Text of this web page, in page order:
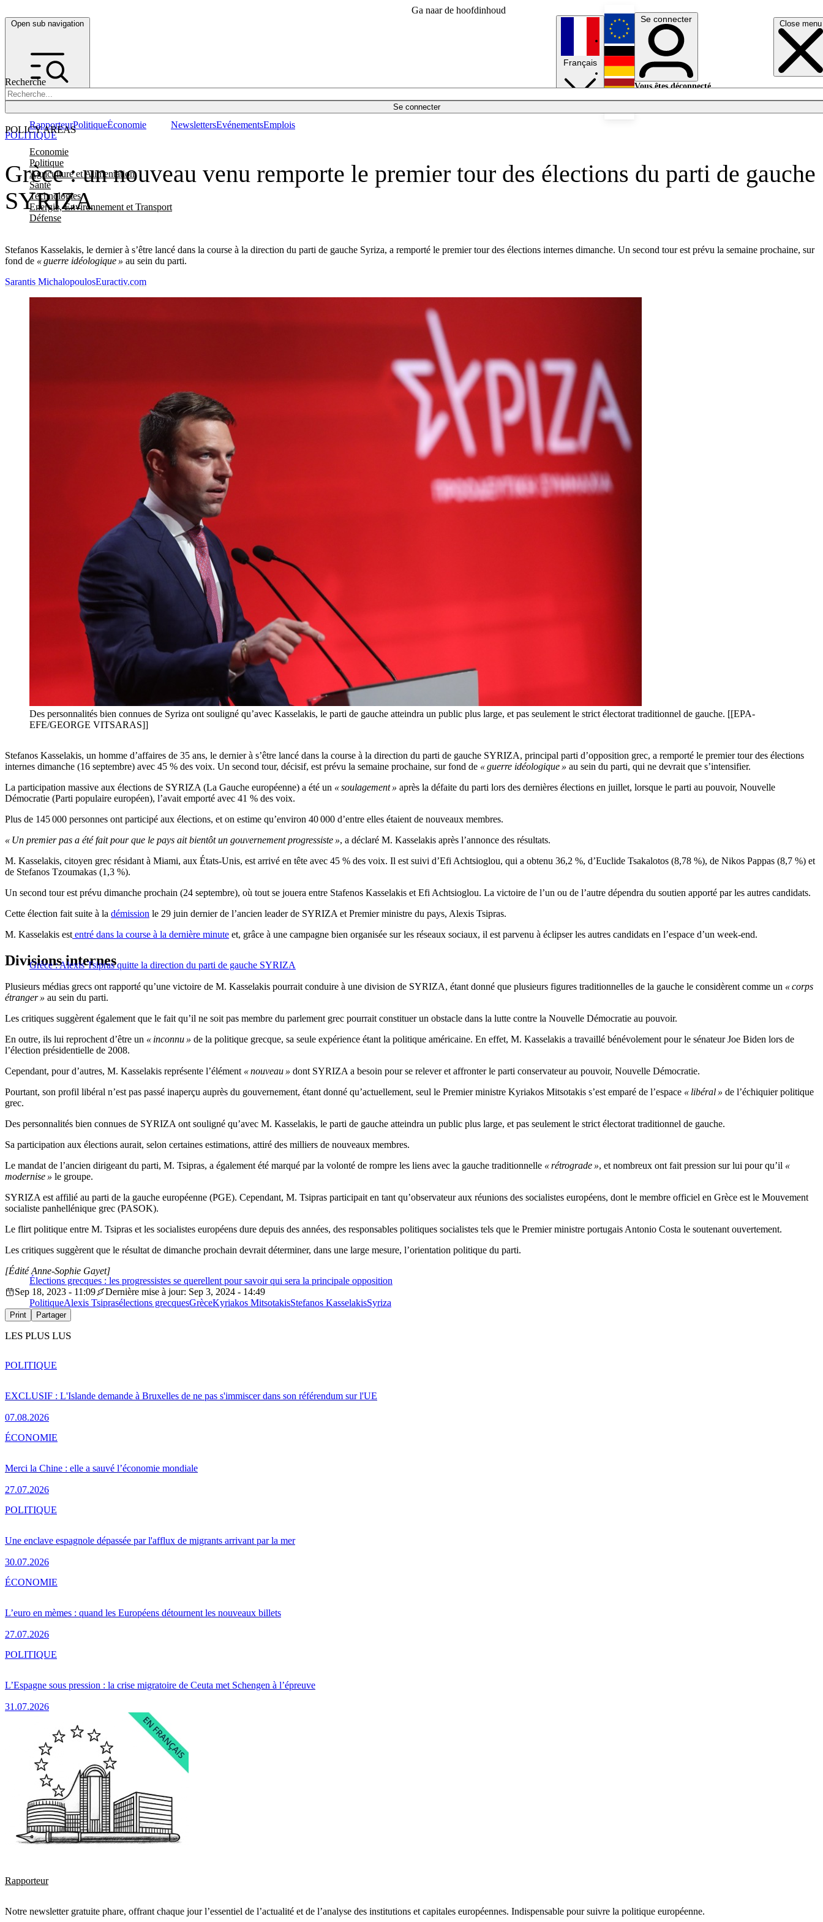
Ga naar de hoofdinhoud
Open sub navigation Close menu
Recherche
Se connecter
POLICY AREAS
Economie
Politique
Agriculture et Alimentation
Santé
Technologies
Energie, Environnement et Transport
Défense
RapporteurPolitiqueÉconomie NewslettersEvénementsEmplois
Français
English
Deutsch
Se connecter
Vous êtes déconnecté.
Grèce : un nouveau venu remporte le premier tour des élections du parti de gauche
SYRIZA
Stefanos Kasselakis, le dernier à s’être lancé dans la course à la direction du parti de gauche Syriza, a remporté le premier tour des élections internes dimanche. Un second tour est prévu la semaine prochaine, sur
fond de « guerre idéologique » au sein du parti.
POLITIQUE
Sarantis MichalopoulosEuractiv.com
Des personnalités bien connues de Syriza ont souligné qu’avec Kasselakis, le parti de gauche atteindra un public plus large, et pas seulement le strict électorat traditionnel de gauche. [[EPA-
EFE/GEORGE VITSARAS]]
Stefanos Kasselakis, un homme d’affaires de 35 ans, le dernier à s’être lancé dans la course à la direction du parti de gauche SYRIZA, principal parti d’opposition grec, a remporté le premier tour des élections
internes dimanche (16 septembre) avec 45 % des voix. Un second tour, décisif, est prévu la semaine prochaine, sur fond de « guerre idéologique » au sein du parti, qui ne devrait que s’intensifier.
La participation massive aux élections de SYRIZA (La Gauche européenne) a été un « soulagement » après la défaite du parti lors des dernières élections en juillet, lorsque le parti au pouvoir, Nouvelle
Démocratie (Parti populaire européen), l’avait emporté avec 41 % des voix.
Plus de 145 000 personnes ont participé aux élections, et on estime qu’environ 40 000 d’entre elles étaient de nouveaux membres.
« Un premier pas a été fait pour que le pays ait bientôt un gouvernement progressiste », a déclaré M. Kasselakis après l’annonce des résultats.
M. Kasselakis, citoyen grec résidant à Miami, aux États-Unis, est arrivé en tête avec 45 % des voix. Il est suivi d’Efi Achtsioglou, qui a obtenu 36,2 %, d’Euclide Tsakalotos (8,78 %), de Nikos Pappas (8,7 %) et
de Stefanos Tzoumakas (1,3 %).
Un second tour est prévu dimanche prochain (24 septembre), où tout se jouera entre Stafenos Kasselakis et Efi Achtsioglou. La victoire de l’un ou de l’autre dépendra du soutien apporté par les autres candidats.
Cette élection fait suite à la démission le 29 juin dernier de l’ancien leader de SYRIZA et Premier ministre du pays, Alexis Tsipras.
M. Kasselakis est entré dans la course à la dernière minute et, grâce à une campagne bien organisée sur les réseaux sociaux, il est parvenu à éclipser les autres candidats en l’espace d’un week-end.
Grèce : Alexis Tsipras quitte la direction du parti de gauche SYRIZA
Divisions internes
Plusieurs médias grecs ont rapporté qu’une victoire de M. Kasselakis pourrait conduire à une division de SYRIZA, étant donné que plusieurs figures traditionnelles de la gauche le considèrent comme un « corps
étranger » au sein du parti.
Les critiques suggèrent également que le fait qu’il ne soit pas membre du parlement grec pourrait constituer un obstacle dans la lutte contre la Nouvelle Démocratie au pouvoir.
En outre, ils lui reprochent d’être un « inconnu » de la politique grecque, sa seule expérience étant la politique américaine. En effet, M. Kasselakis a travaillé bénévolement pour le sénateur Joe Biden lors de
l’élection présidentielle de 2008.
Cependant, pour d’autres, M. Kasselakis représente l’élément « nouveau » dont SYRIZA a besoin pour se relever et affronter le parti conservateur au pouvoir, Nouvelle Démocratie.
Pourtant, son profil libéral n’est pas passé inaperçu auprès du gouvernement, étant donné qu’actuellement, seul le Premier ministre Kyriakos Mitsotakis s’est emparé de l’espace « libéral » de l’échiquier politique
grec.
Des personnalités bien connues de SYRIZA ont souligné qu’avec M. Kasselakis, le parti de gauche atteindra un public plus large, et pas seulement le strict électorat traditionnel de gauche.
Sa participation aux élections aurait, selon certaines estimations, attiré des milliers de nouveaux membres.
Le mandat de l’ancien dirigeant du parti, M. Tsipras, a également été marqué par la volonté de rompre les liens avec la gauche traditionnelle « rétrograde », et nombreux ont fait pression sur lui pour qu’il «
modernise » le groupe.
SYRIZA est affilié au parti de la gauche européenne (PGE). Cependant, M. Tsipras participait en tant qu’observateur aux réunions des socialistes européens, dont le membre officiel en Grèce est le Mouvement
socialiste panhellénique grec (PASOK).
Le flirt politique entre M. Tsipras et les socialistes européens dure depuis des années, des responsables politiques socialistes tels que le Premier ministre portugais Antonio Costa le soutenant ouvertement.
Les critiques suggèrent que le résultat de dimanche prochain devrait déterminer, dans une large mesure, l’orientation politique du parti.
Élections grecques : les progressistes se querellent pour savoir qui sera la principale opposition
[Édité Anne-Sophie Gayet]
Sep 18, 2023 - 11:09
Dernière mise à jour: Sep 3, 2024 - 14:49
PolitiqueAlexis Tsiprasélections grecquesGrèceKyriakos MitsotakisStefanos KasselakisSyriza
Print Partager
LES PLUS LUS
EXCLUSIF : L'Islande demande à Bruxelles de ne pas s'immiscer dans son référendum sur l'UE
07.08.2026
POLITIQUE
Merci la Chine : elle a sauvé l’économie mondiale
27.07.2026
ÉCONOMIE
Une enclave espagnole dépassée par l'afflux de migrants arrivant par la mer
30.07.2026
POLITIQUE
L’euro en mèmes : quand les Européens détournent les nouveaux billets
27.07.2026
ÉCONOMIE
L’Espagne sous pression : la crise migratoire de Ceuta met Schengen à l’épreuve
31.07.2026
POLITIQUE
Rapporteur
Notre newsletter gratuite phare, offrant chaque jour l’essentiel de l’actualité et de l’analyse des institutions et capitales européennes. Indispensable pour suivre la politique européenne.